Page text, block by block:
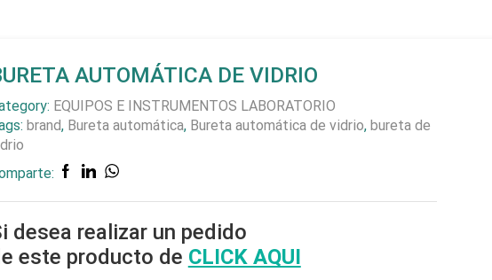
AUTOMÁTICA DE VIDRIO
EQUIPOS E INSTRUMENTOS LABORATORIO
brand, Bureta automática, Bureta automática de vidrio, bureta de
desea realizar un pedido
este producto de CLICK AQUI